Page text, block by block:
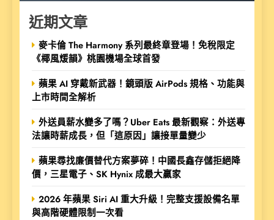
近期文章
麥卡倫 The Harmony 系列最終章登場！免稅限定
《椰風煖韻》桃園機場全球首發
蘋果 AI 穿戴新武器！鏡頭版 AirPods 規格、功能與
上市時間全解析
外送員薪水變多了嗎？Uber Eats 最新觀察：外送專
法讓時薪成長，但「這原因」讓接單量變少
蘋果尋找廉價替代方案夢碎！中國長鑫存儲拒絕降
價，三星電子、SK Hynix 成最大贏家
2026 年蘋果 Siri AI 重大升級！完整支援設備名單
與高階硬體限制一次看